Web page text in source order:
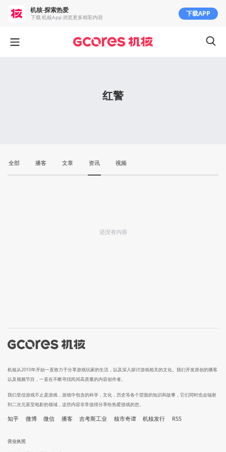
红警
全部 播客 文章 资讯 视频
还没有内容
机核从2010年开始一直致力于分享游戏玩家的生活，以及深入探讨游戏相关的文化。我们开发原创的播客
以及视频节目，一直在不断寻找民间高质量的内容创作者。
我们坚信游戏不止是游戏，游戏中包含的科学，文化，历史等各个层面的知识和故事，它们同时也会辐射
到二次元甚至电影的领域，这些内容非常值得分享给热爱游戏的您。
知乎 微博 微信 播客 吉考斯工业 核市奇谭 机核发行 RSS
营业执照
机核-探索热爱
下载 机核App 浏览更多精彩内容 下载APP